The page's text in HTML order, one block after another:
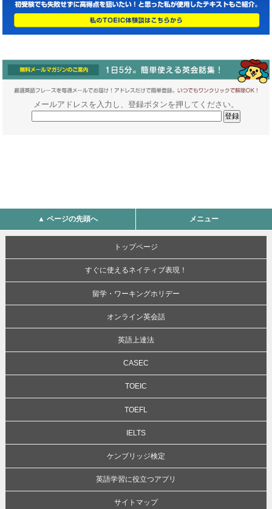
メールアドレスを入力し、登録ボタンを押してください。
▲ ページの先頭へ メニュー
トップページ
すぐに使えるネイティブ表現！
留学・ワーキングホリデー
オンライン英会話
英語上達法
CASEC
TOEIC
TOEFL
IELTS
ケンブリッジ検定
英語学習に役立つアプリ
サイトマップ